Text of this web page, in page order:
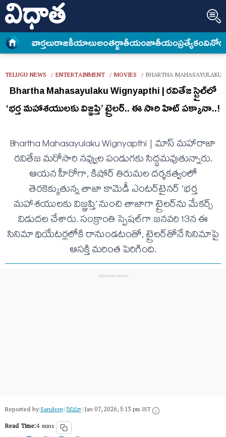
వార్త‌లురాజకీయాలుఅంత‌ర్జాతీయంజాతీయంప్రత్యేకం
TELUGU NEWS / ENTERTAINMENT / MOVIES / BHARTHA MAHASAYULAKU
Bhartha Mahasayulaku Wignyapthi | ర‌వితేజ స్టైల్‌లో
‘భర్త మహాశయులకు విజ్ఞప్తి’ ట్రైల‌ర్.. ఈ సారి హిట్ ప‌క్కానా..!
Bhartha Mahasayulaku Wignyapthi | మాస్ మహారాజా
రవితేజ మరోసారి నవ్వుల పండుగకు సిద్ధమవుతున్నారు.
ఆయన హీరోగా, కిషోర్ తిరుమల దర్శకత్వంలో
తెరకెక్కుతున్న తాజా కామెడీ ఎంటర్‌టైనర్ ‘భర్త
మహాశయులకు విజ్ఞప్తి’ నుంచి తాజాగా ట్రైల‌ర్‌ను మేకర్స్
విడుదల చేశారు. సంక్రాంతి స్పెషల్‌గా జనవరి 13న ఈ
సినిమా థియేటర్లలోకి రానుండటంతో, ట్రైల‌ర్‌తోనే సినిమాపై
ఆసక్తి మరింత పెరిగింది.
Reported by:Sandeep|సినిమా|Jan 07, 2026, 5:13 pm IST
Read Time:4 mins